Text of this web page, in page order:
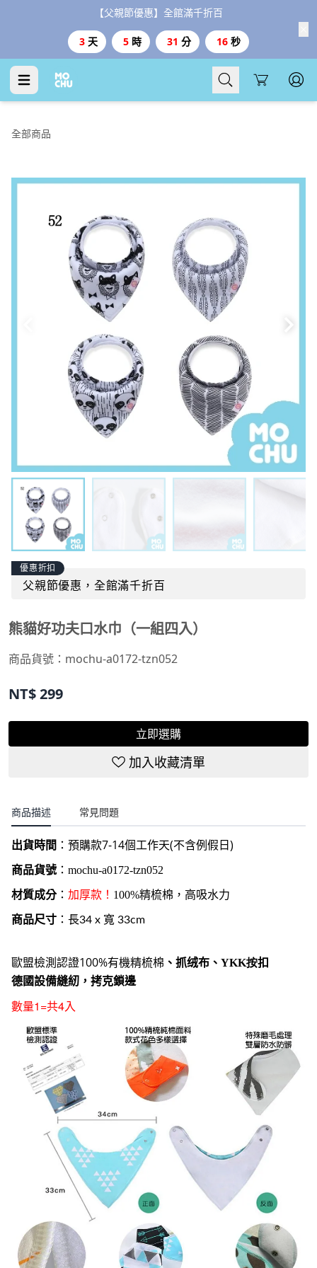
【父親節優惠】全館滿千折百
3 天 5 時 31 分 15 秒
Cart
全部商品
優惠折扣
父親節優惠，全館滿千折百
熊貓好功夫口水巾（一組四入）
商品貨號：mochu-a0172-tzn052
NT$299
立即選購
加入收藏清單
商品描述 常見問題
出貨時間 ： 預購款7-14個工作天(不含例假日 )
商品貨號： mochu-a0172-tzn052
材質成分： 加厚款！ 100%精梳棉， 高吸水力
商品尺寸 ： 長34 x 寬 33cm
歐盟檢測認證100%有機精梳棉 、抓绒布、 YKK按扣
德國設備縫紉，拷克鎖邊
數量1=共4入